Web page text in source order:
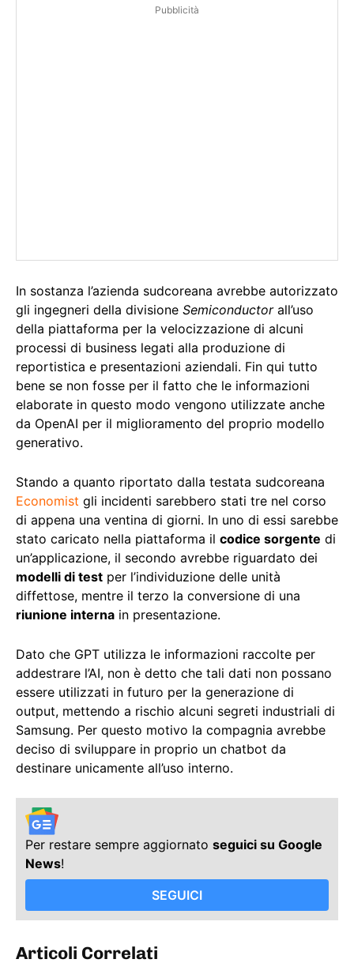
Pubblicità
In sostanza l’azienda sudcoreana avrebbe autorizzato
gli ingegneri della divisione Semiconductorall’uso
della piattaforma per la velocizzazione di alcuni
processi di business legati alla produzione di
reportistica e presentazioni aziendali. Fin qui tutto
bene se non fosse per il fatto che le informazioni
elaborate in questo modo vengono utilizzate anche
da OpenAI per il miglioramento del proprio modello
generativo.
Stando a quanto riportato dalla testata sudcoreana
Economist gli incidenti sarebbero stati tre nel corso
di appena una ventina di giorni. In uno di essi sarebbe
stato caricato nella piattaforma il codice sorgente di
un’applicazione, il secondo avrebbe riguardato dei
modelli di test per l’individuzione delle unità
diffettose, mentre il terzo la conversione di una
riunione interna in presentazione.
Dato che GPT utilizza le informazioni raccolte per
addestrare l’AI, non è detto che tali dati non possano
essere utilizzati in futuro per la generazione di
output, mettendo a rischio alcuni segreti industriali di
Samsung. Per questo motivo la compagnia avrebbe
deciso di sviluppare in proprio un chatbot da
destinare unicamente all’uso interno.
Per restare sempre aggiornato seguici su Google
News!
SEGUICI
Articoli Correlati